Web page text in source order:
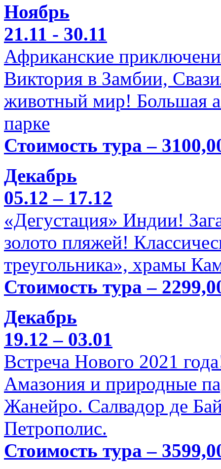
Ноябрь
21.11 - 30.11
Африканские
Виктория в Замбии,
животный мир! Большая
парке
Стоимость тура –
Декабрь
05.12 – 17.12
«Дегустация» Индии!
золото пляжей!
треугольника», храмы
Стоимость тура –
Декабрь
19.12 – 03.01
Встреча Нового 2021
Амазония и природные
Жанейро. Салвадор де
Петрополис.
Стоимость тура –